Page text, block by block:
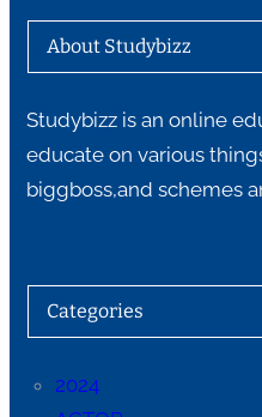
About Studybizz
Studybizz is an online
educate on various
biggboss,and schemes
Categories
2024